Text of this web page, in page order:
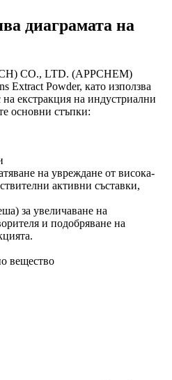
диаграмата на
CO., LTD. (APPCHEM)
Extract Powder, като използва
екстракция на индустриални
основни стъпки:
на увреждане от висока-
активни съставки,
за увеличаване на
и подобряване на
вещество